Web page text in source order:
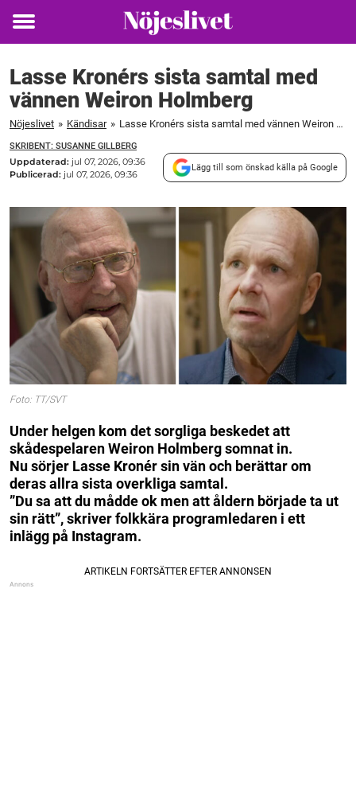
Toggle
Lasse Kronérs sista samtal med
vännen Weiron Holmberg
Nöjeslivet » Kändisar » Lasse Kronérs sista samtal med vännen Weiron Holmberg
SKRIBENT: SUSANNE GILLBERG
Uppdaterad: jul 07, 2026, 09:36
Publicerad: jul 07, 2026, 09:36
Lägg till som önskad källa på Google
Foto: TT/SVT
Under helgen kom det sorgliga beskedet att
skådespelaren Weiron Holmberg somnat in.
Nu sörjer Lasse Kronér sin vän och berättar om
deras allra sista overkliga samtal.
”Du sa att du mådde ok men att åldern började ta ut
sin rätt”, skriver folkkära programledaren i ett
inlägg på Instagram.